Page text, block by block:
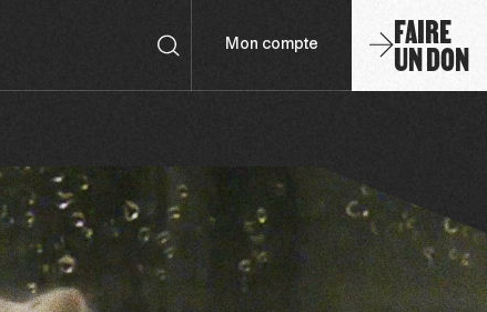
Mon compte FAIRE
UN DON